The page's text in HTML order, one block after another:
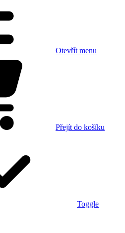
Otevřít menu
Přejít do košíku
Toggle